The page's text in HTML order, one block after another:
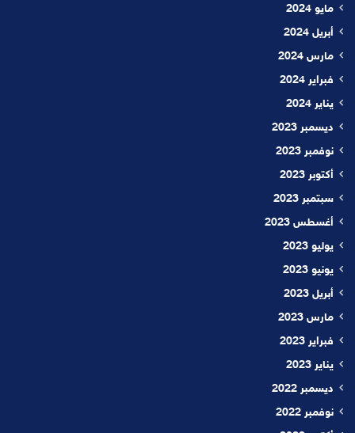
مايو 2024
أبريل 2024
مارس 2024
فبراير 2024
يناير 2024
ديسمبر 2023
نوفمبر 2023
أكتوبر 2023
سبتمبر 2023
أغسطس 2023
يوليو 2023
يونيو 2023
أبريل 2023
مارس 2023
فبراير 2023
يناير 2023
ديسمبر 2022
نوفمبر 2022